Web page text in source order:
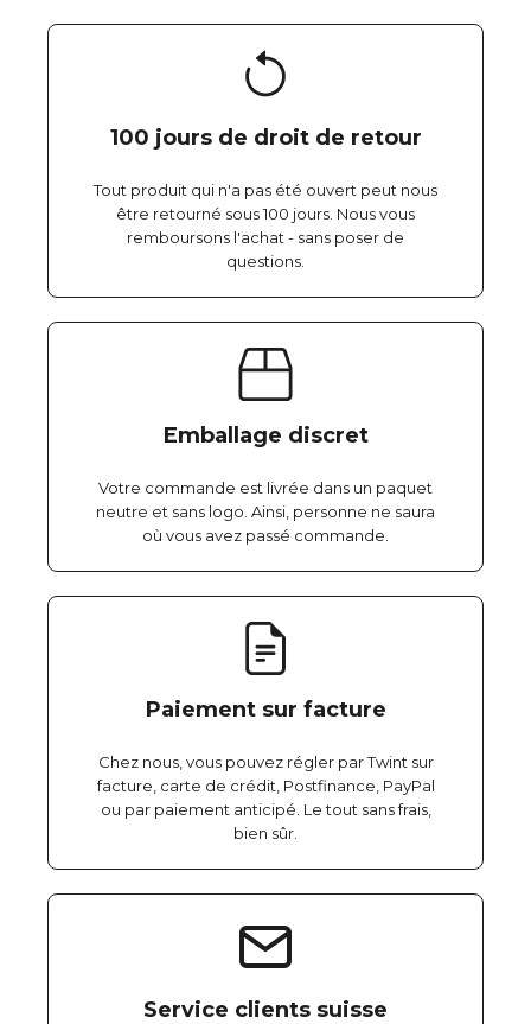
100 jours de droit de retour
Tout produit qui n'a pas été ouvert peut nous
être retourné sous 100 jours. Nous vous
remboursons l'achat - sans poser de
questions.
Emballage discret
Votre commande est livrée dans un paquet
neutre et sans logo. Ainsi, personne ne saura
où vous avez passé commande.
Paiement sur facture
Chez nous, vous pouvez régler par Twint sur
facture, carte de crédit, Postfinance, PayPal
ou par paiement anticipé. Le tout sans frais,
bien sûr.
Service clients suisse